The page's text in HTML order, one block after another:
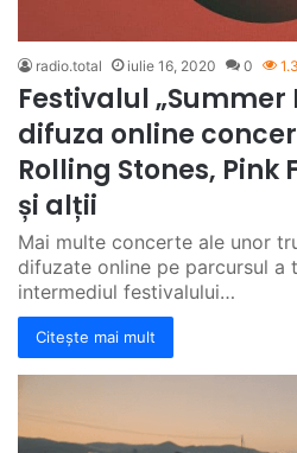
radio.total iulie 16, 2020 0
Festivalul „Summer
difuza online
Rolling Stones, Pink
și alții
Mai multe concerte ale unor
difuzate online pe parcursul a
intermediul festivalului…
Citește mai mult